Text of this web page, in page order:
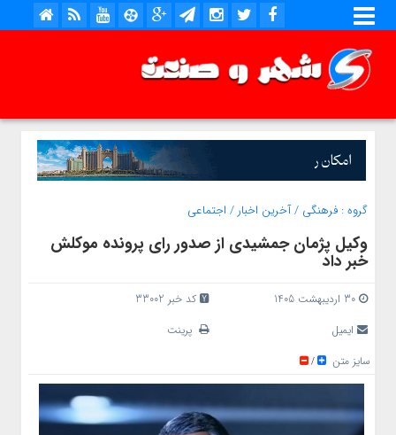
گروه : فرهنگی /آخرین اخبار / اجتماعی
وکیل پژمان جمشیدی از صدور رای پرونده موکلش
خبر داد
30 اردیبهشت 1405
کد خبر 33002
ایمیل
پرینت
سایز متن
/